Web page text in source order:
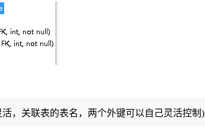
活，关联表的表名，两个外键可以自己灵活控制)